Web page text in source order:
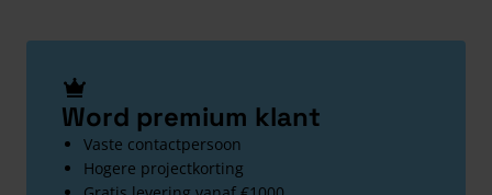
Word premium klant
Vaste contactpersoon
Hogere projectkorting